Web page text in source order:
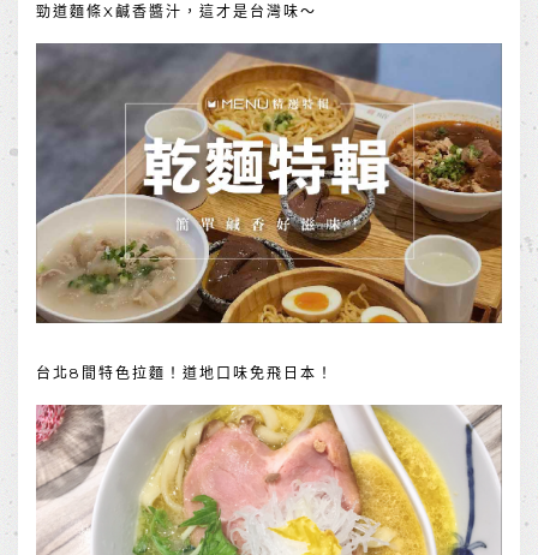
勁道麵條X鹹香醬汁，這才是台灣味～
台北8間特色拉麵！道地口味免飛日本！